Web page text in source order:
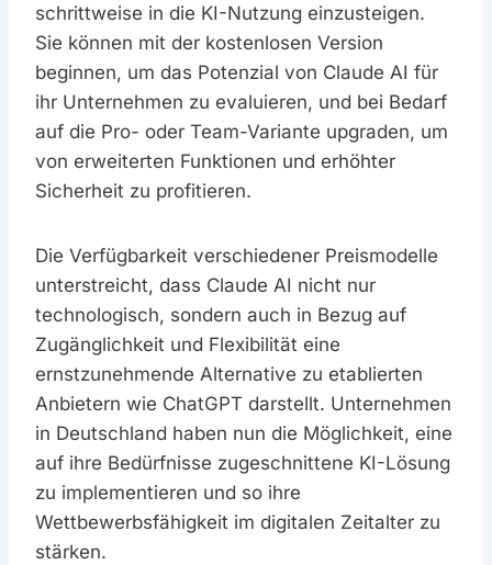
schrittweise in die KI-Nutzung einzusteigen.
Sie können mit der kostenlosen Version
beginnen, um das Potenzial von Claude AI für
ihr Unternehmen zu evaluieren, und bei Bedarf
auf die Pro- oder Team-Variante upgraden, um
von erweiterten Funktionen und erhöhter
Sicherheit zu profitieren.
Die Verfügbarkeit verschiedener Preismodelle
unterstreicht, dass Claude AI nicht nur
technologisch, sondern auch in Bezug auf
Zugänglichkeit und Flexibilität eine
ernstzunehmende Alternative zu etablierten
Anbietern wie ChatGPT darstellt. Unternehmen
in Deutschland haben nun die Möglichkeit, eine
auf ihre Bedürfnisse zugeschnittene KI-Lösung
zu implementieren und so ihre
Wettbewerbsfähigkeit im digitalen Zeitalter zu
stärken.